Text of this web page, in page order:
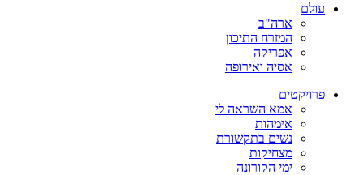
עולם
ארה"ב
המזרח התיכון
אפריקה
אסיה ואירופה
פרויקטים
אמא השראה לי
אימהות
נשים בתקשורת
מצחיקות
ימי הקורונה